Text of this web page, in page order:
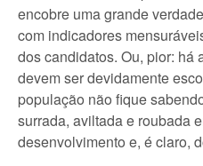
encobre uma grande
com indicadores
dos candidatos. Ou, pior: há
devem ser devidamente
população não fique
surrada, aviltada e roubada
desenvolvimento e, é claro,